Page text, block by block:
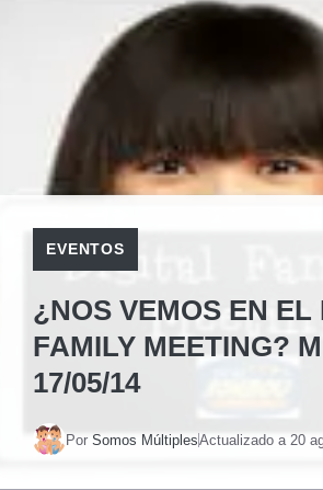
EVENTOS
¿NOS VEMOS EN EL
FAMILY MEETING?
17/05/14
Por Somos MúltiplesActualizado a 20